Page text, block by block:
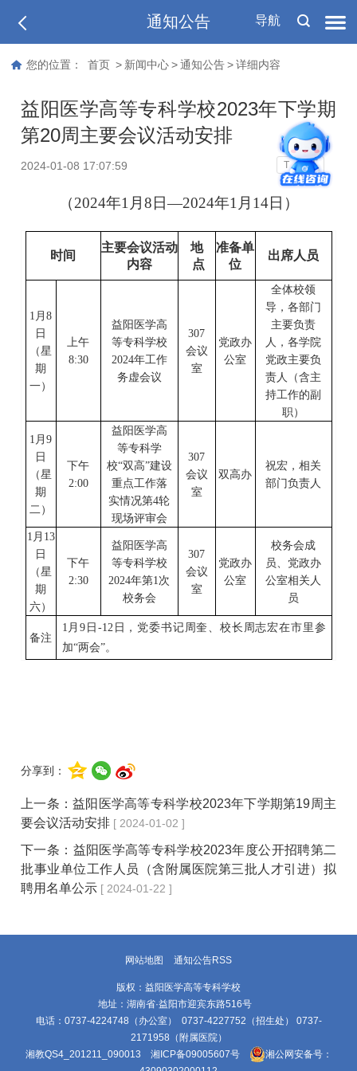
导航
通知公告
您的位置： 首页 > 新闻中心 > 通知公告 > 详细内容
益阳医学高等专科学校2023年下学期
第20周主要会议活动安排
2024-01-08 17:07:59 T T
（2024年1 月8日—2024年1 月 14日）
时间
主要会议活动
内容
地
点
准备单
位
出席人员
1 月 8
日
（星
期
一）
上午
8:30
益阳医学高
等专科学校
2024年工作
务虚会议
307
会议
室
党政办
公室
全体校领
导，各部门
主要负责
人，各学院
党政主要负
责人（含主
持工作的副
职）
1 月 9
日
（星
期
二 ）
下午
2:00
益阳医学高
等专科学
校“双高”建设
重点工作落
实情况第4轮
现场评审会
307
会议
室
双高办
祝宏， 相关
部门负责人
1 月 13
日
（星
期
六）
下午
2:30
益阳医学高
等专科学校
2024年第1次
校务会
307
会议
室
党政办
公室
校务会成
员、党政办
公室相关人
员
备注
1 月9 日 -12 日，党委书记周奎、校长周志宏在市里参
加“两会”。
分享到：
上一条：益阳医学高等专科学校2023年下学期第19周主
要会议活动安排 [ 2024-01-02 ]
下一条： 益阳医学高等专科学校2023年度公开招聘第二
批事业单位工作人员（含附属医院第三批人才引进）拟
聘用名单公示 [ 2024-01-22 ]
网站地图 通知公告RSS
版权：益阳医学高等专科学校
地址：湖南省·益阳市迎宾东路516号
电话：0737-4224748（办公室） 0737-4227752（招生处） 0737-
2171958（附属医院）
湘教QS4_201211_090013 湘ICP备09005607号
湘公网安备号：